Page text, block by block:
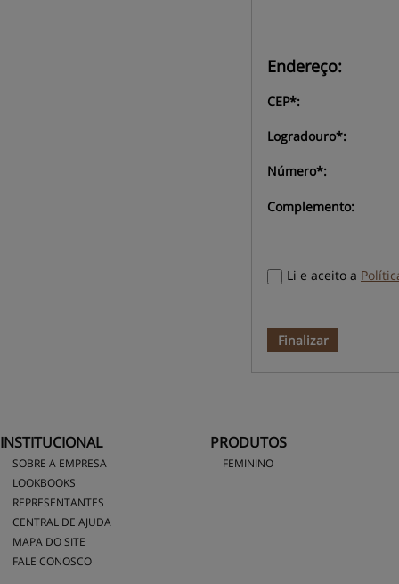
Endereço:
CEP*:
Logradouro*:
Número*:
Complemento:
Li e aceito a
Finalizar
INSTITUCIONAL
SOBRE A EMPRESA
LOOKBOOKS
REPRESENTANTES
CENTRAL DE AJUDA
MAPA DO SITE
FALE CONOSCO
PRODUTOS
FEMININO